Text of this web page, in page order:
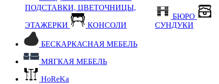
ПОДСТАВКИ, ЦВЕТОЧНИЦЫ,
ЭТАЖЕРКИ КОНСОЛИ
БЮРО
СУНДУКИ
БЕСКАРКАСНАЯ МЕБЕЛЬ
МЯГКАЯ МЕБЕЛЬ
HoReKa